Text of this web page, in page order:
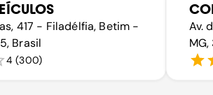
417 - Filadélfia, Betim -
Brasil
4 (300)
Av.